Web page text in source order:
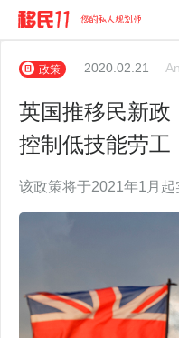
政策 2020.02.21
英国推移民新政
控制低技能劳工
该政策将于2021年1月起